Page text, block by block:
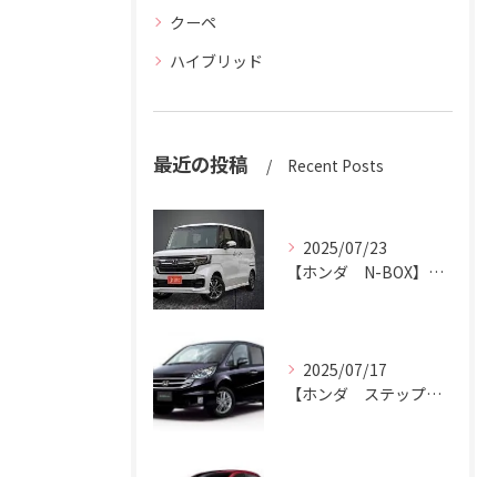
クーペ
ハイブリッド
最近の投稿 Recent Posts
2025/07/23
【ホンダ N-BOX】N-BOXをハッピーカーズ市原中央店にお売りください。
2025/07/17
【ホンダ ステップワゴン】ハッピーカーズ市原中央店がステップワゴン買取ります。